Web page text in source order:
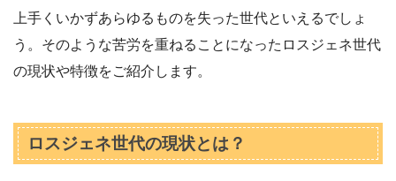
上手くいかずあらゆるものを失った世代といえるでしょ
う。そのような苦労を重ねることになったロスジェネ世代
の現状や特徴をご紹介します。
ロスジェネ世代の現状とは？